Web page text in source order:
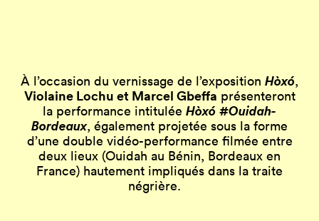
À l’occasion du vernissage de l’exposition Hòxó,
Violaine Lochu et Marcel Gbeffa présenteront
la performance intitulée Hòxó #Ouidah-
Bordeaux, également projetée sous la forme
d’une double vidéo-performance filmée entre
deux lieux (Ouidah au Bénin, Bordeaux en
France) hautement impliqués dans la traite
négrière.